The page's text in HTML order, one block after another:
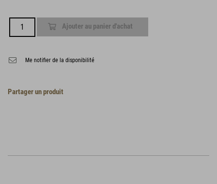
Ajouter au panier d'achat
Me notifier de la disponibilité
Partager un produit